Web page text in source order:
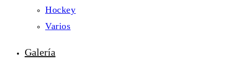
Hockey
Varios
Galería